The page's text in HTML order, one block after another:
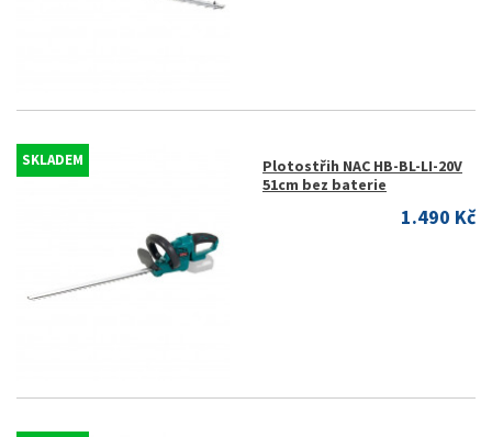
SKLADEM
Plotostřih NAC HB-BL-LI-20V
51cm bez baterie
1.490 Kč